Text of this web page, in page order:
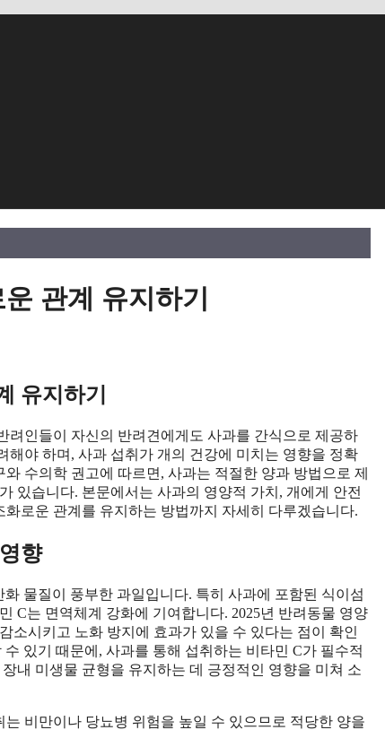
관계 유지하기
유지하기
인들이 자신의 반려견에게도 사과를 간식으로 제공하
야 하며, 사과 섭취가 개의 건강에 미치는 영향을 정확
수의학 권고에 따르면, 사과는 적절한 양과 방법으로 제
있습니다. 본문에서는 사과의 영양적 가치, 개에게 안전
로운 관계를 유지하는 방법까지 자세히 다루겠습니다.
향
물질이 풍부한 과일입니다. 특히 사과에 포함된 식이섬
C는 면역체계 강화에 기여합니다. 2025년 반려동물 영양
소시키고 노화 방지에 효과가 있을 수 있다는 점이 확인
있기 때문에, 사과를 통해 섭취하는 비타민 C가 필수적
내 미생물 균형을 유지하는 데 긍정적인 영향을 미쳐 소
비만이나 당뇨병 위험을 높일 수 있으므로 적당한 양을